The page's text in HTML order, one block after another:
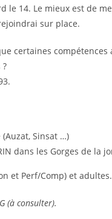
le 14. Le mieux est de
sur place.
certaines
(Auzat, Sinsat …)
dans les Gorges de la
et Perf/Comp) et adultes.
(à consulter).